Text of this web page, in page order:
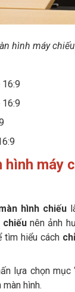
hình máy chiếu
máy
hình chiếu
chiếunên ảnh
tìm hiểu cách
lựa chọn mục
hình.